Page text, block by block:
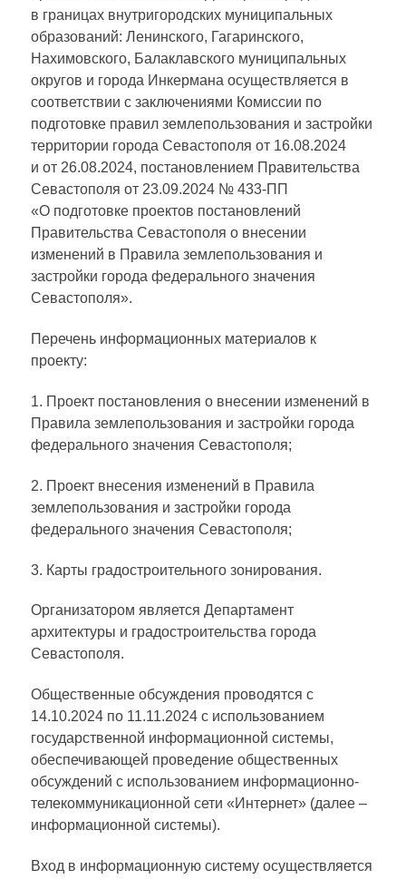
в границах внутригородских муниципальных
образований: Ленинского, Гагаринского,
Нахимовского, Балаклавского муниципальных
округов и города Инкермана осуществляется в
соответствии с заключениями Комиссии по
подготовке правил землепользования и застройки
территории города Севастополя от 16.08.2024
и от 26.08.2024, постановлением Правительства
Севастополя от 23.09.2024 № 433-ПП
«О подготовке проектов постановлений
Правительства Севастополя о внесении
изменений в Правила землепользования и
застройки города федерального значения
Севастополя».
Перечень информационных материалов к
проекту:
1. Проект постановления о внесении изменений в
Правила землепользования и застройки города
федерального значения Севастополя;
2. Проект внесения изменений в Правила
землепользования и застройки города
федерального значения Севастополя;
3. Карты градостроительного зонирования.
Организатором является Департамент
архитектуры и градостроительства города
Севастополя.
Общественные обсуждения проводятся с
14.10.2024 по 11.11.2024 с использованием
государственной информационной системы,
обеспечивающей проведение общественных
обсуждений с использованием информационно-
телекоммуникационной сети «Интернет» (далее –
информационной системы).
Вход в информационную систему осуществляется